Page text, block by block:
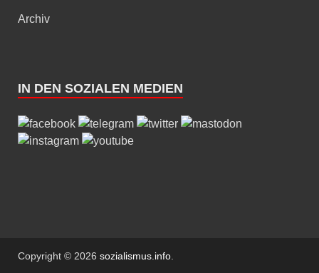
Archiv
IN DEN SOZIALEN MEDIEN
Copyright © 2026 sozialismus.info